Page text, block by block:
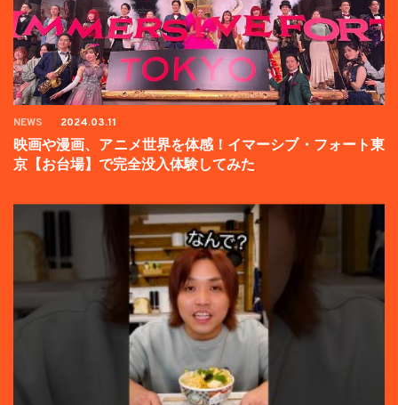
NEWS 2024.03.11
映画や漫画、アニメ世界を体感！イマーシブ・フォート東
京【お台場】で完全没入体験してみた